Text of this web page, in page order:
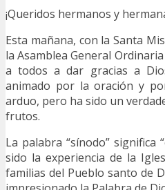
¡Queridos hermanos y
Esta mañana, con la Santa
la Asamblea General
a todos a dar gracias a
animado por la oración y
arduo, pero ha sido un
frutos.
La palabra “sínodo”
sido la experiencia de la
familias del Pueblo santo de